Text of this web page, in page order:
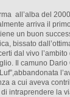
all’alba del
arriva il
un buon
bissato
dal vivo l’ambito
Il camuno Dario
a cui aveva
intraprendere la